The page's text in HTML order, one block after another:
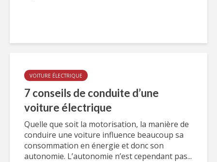
VOITURE ÉLECTRIQUE
7 conseils de conduite d’une
voiture électrique
Quelle que soit la motorisation, la manière de
conduire une voiture influence beaucoup sa
consommation en énergie et donc son
autonomie. L’autonomie n’est cependant pas...